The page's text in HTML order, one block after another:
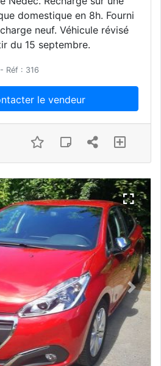
domestique en 8h. Fourni
neuf. Véhicule révisé
du 15 septembre.
Réf : 316
le vendeur
Next